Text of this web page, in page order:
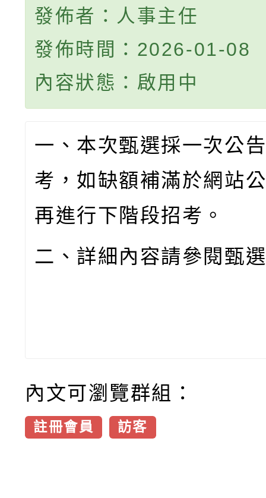
發佈者：人事主任
發佈時間：2026-01-08
內容狀態：啟用中
一、本次甄選採一次公
考，如缺額補滿於網站
再進行下階段招考。
二、詳細內容請參閱甄
內文可瀏覽群組：
註冊會員 訪客